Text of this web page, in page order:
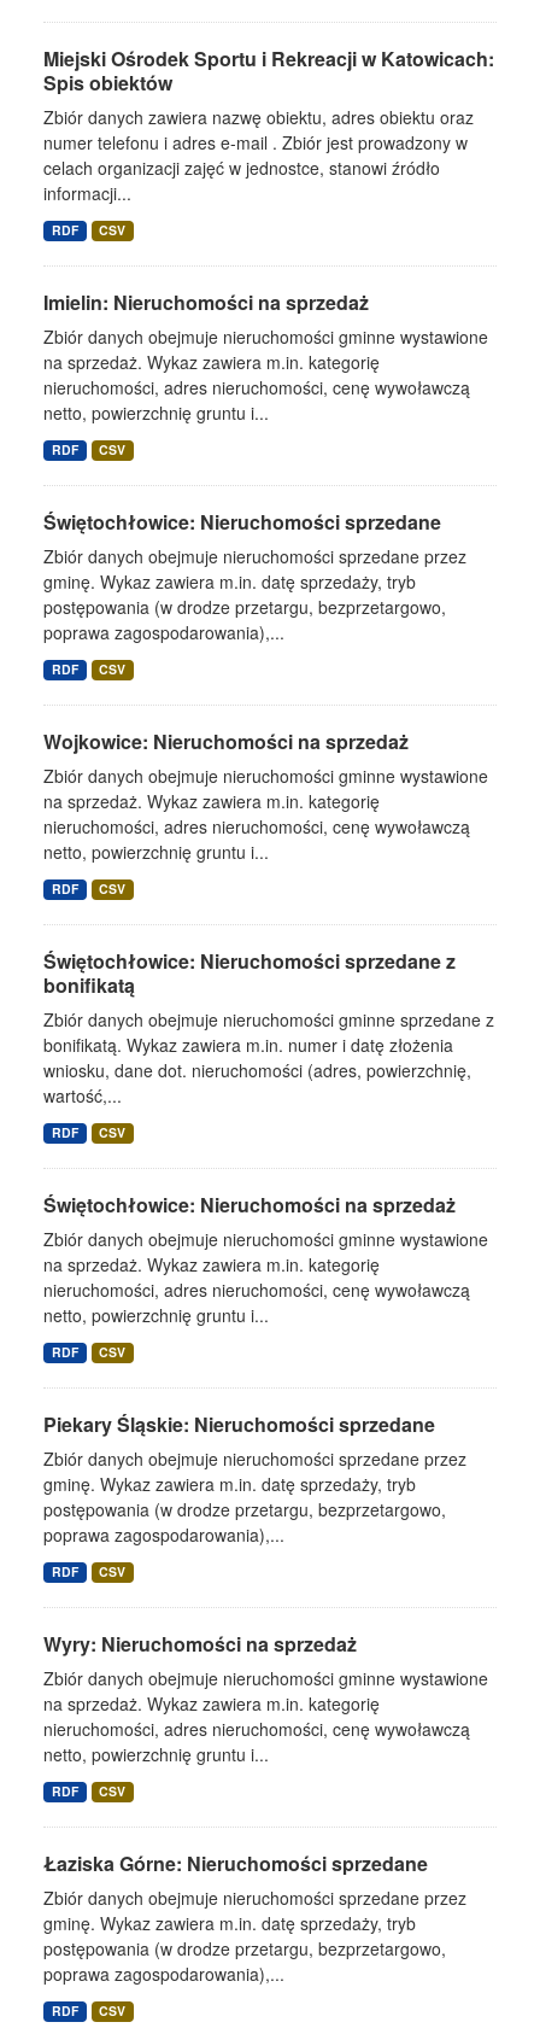
Miejski Ośrodek Sportu i Rekreacji w Katowicach:
Spis obiektów
Zbiór danych zawiera nazwę obiektu, adres obiektu oraz
numer telefonu i adres e-mail . Zbiór jest prowadzony w
celach organizacji zajęć w jednostce, stanowi źródło
informacji...
RDF CSV
Imielin: Nieruchomości na sprzedaż
Zbiór danych obejmuje nieruchomości gminne wystawione
na sprzedaż. Wykaz zawiera m.in. kategorię
nieruchomości, adres nieruchomości, cenę wywoławczą
netto, powierzchnię gruntu i...
RDF CSV
Świętochłowice: Nieruchomości sprzedane
Zbiór danych obejmuje nieruchomości sprzedane przez
gminę. Wykaz zawiera m.in. datę sprzedaży, tryb
postępowania (w drodze przetargu, bezprzetargowo,
poprawa zagospodarowania),...
RDF CSV
Wojkowice: Nieruchomości na sprzedaż
Zbiór danych obejmuje nieruchomości gminne wystawione
na sprzedaż. Wykaz zawiera m.in. kategorię
nieruchomości, adres nieruchomości, cenę wywoławczą
netto, powierzchnię gruntu i...
RDF CSV
Świętochłowice: Nieruchomości sprzedane z
bonifikatą
Zbiór danych obejmuje nieruchomości gminne sprzedane z
bonifikatą. Wykaz zawiera m.in. numer i datę złożenia
wniosku, dane dot. nieruchomości (adres, powierzchnię,
wartość,...
RDF CSV
Świętochłowice: Nieruchomości na sprzedaż
Zbiór danych obejmuje nieruchomości gminne wystawione
na sprzedaż. Wykaz zawiera m.in. kategorię
nieruchomości, adres nieruchomości, cenę wywoławczą
netto, powierzchnię gruntu i...
RDF CSV
Piekary Śląskie: Nieruchomości sprzedane
Zbiór danych obejmuje nieruchomości sprzedane przez
gminę. Wykaz zawiera m.in. datę sprzedaży, tryb
postępowania (w drodze przetargu, bezprzetargowo,
poprawa zagospodarowania),...
RDF CSV
Wyry: Nieruchomości na sprzedaż
Zbiór danych obejmuje nieruchomości gminne wystawione
na sprzedaż. Wykaz zawiera m.in. kategorię
nieruchomości, adres nieruchomości, cenę wywoławczą
netto, powierzchnię gruntu i...
RDF CSV
Łaziska Górne: Nieruchomości sprzedane
Zbiór danych obejmuje nieruchomości sprzedane przez
gminę. Wykaz zawiera m.in. datę sprzedaży, tryb
postępowania (w drodze przetargu, bezprzetargowo,
poprawa zagospodarowania),...
RDF CSV